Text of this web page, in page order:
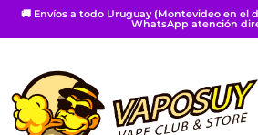
🚚 Envíos a todo Uruguay (Montevideo en el
WhatsApp atención